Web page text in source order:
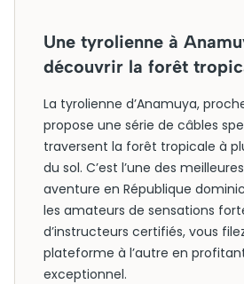
Une tyrolienne à
découvrir la forêt
La tyrolienne d’Anamuya,
propose une série de câbles
traversent la forêt tropicale à
du sol. C’est l’une des
aventure en République
les amateurs de sensations
d’instructeurs certifiés, vous
plateforme à l’autre en
exceptionnel.